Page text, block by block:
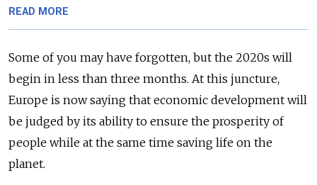
READ MORE
Some of you may have forgotten, but the 2020s will
begin in less than three months. At this juncture,
Europe is now saying that economic development will
be judged by its ability to ensure the prosperity of
people while at the same time saving life on the
planet.